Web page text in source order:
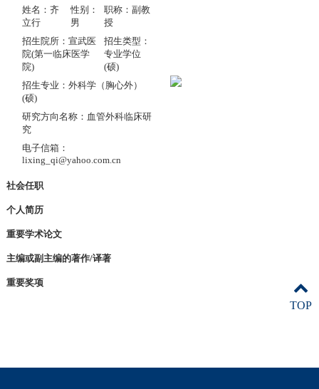
姓名：齐
立行
性别：
男
职称：副教
授
招生院所：宣武医
院(第一临床医学
院)
招生类型：
专业学位
(硕)
招生专业：外科学（胸心外）
(硕)
研究方向名称：血管外科临床研
究
电子信箱：
lixing_qi@yahoo.com.cn
社会任职
个人简历
重要学术论文
主编或副主编的著作/译著
重要奖项
TOP